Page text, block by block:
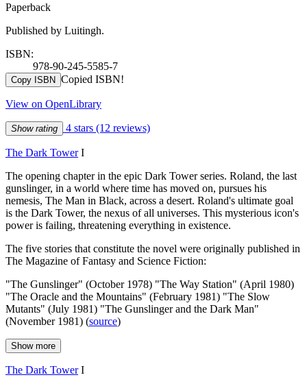
Paperback
Published by Luitingh.
ISBN:
978-90-245-5585-7
Copy ISBN Copied ISBN!
View on OpenLibrary
Show rating 4 stars (12 reviews)
The Dark TowerI
The opening chapter in the epic Dark Tower series. Roland, the last
gunslinger, in a world where time has moved on, pursues his
nemesis, The Man in Black, across a desert. Roland's ultimate goal
is the Dark Tower, the nexus of all universes. This mysterious icon's
power is failing, threatening everything in existence.
The five stories that constitute the novel were originally published in
The Magazine of Fantasy and Science Fiction:
"The Gunslinger" (October 1978) "The Way Station" (April 1980)
"The Oracle and the Mountains" (February 1981) "The Slow
Mutants" (July 1981) "The Gunslinger and the Dark Man"
(November 1981) (source)
Show more
The Dark TowerI